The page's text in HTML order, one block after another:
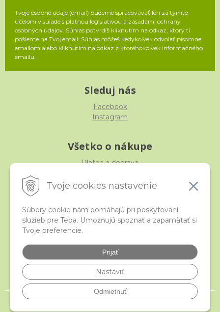
Tvoje cookies nastavenie
Súbory cookie nám pomáhajú pri poskytovaní
služieb pre Teba. Umožňujú spoznať a zapamätať si
Tvoje preferencie.
Prijať
Nastaviť
Odmietnuť
Tvoje osobné údaje (email) budeme spracovávať len za týmto
účelom v súlade s platnou legislatívou a zásadami ochrany
osobných údajov. Súhlas potvrdíš kliknutím na odkaz, ktorý ti
pošleme na Tvoj email. Súhlas môžeš kedykoľvek odvolať písomne,
emailom alebo kliknutím na odkaz z ktoréhokoľvek informačného
emailu.
Sleduj nás
Facebook
Instagram
Všetko o nákupe
Platba a doprava
Obchodné podmienky
iStraka
Veľkoobchod
Najčastejšie otázky
Certifikáty
© 2026 istraka.sk - najligotavejšie korálky a polodrahokamy široko ďaleko •